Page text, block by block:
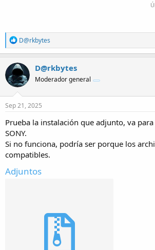
R
e
a
c
t
i
o
n
s
D@rkbytes
D@rkbytes
Moderador general
Sep 21, 2025
Prueba la instalación que adjunto, va
SONY.
Si no funciona, podría ser porque los
compatibles.
Adjuntos